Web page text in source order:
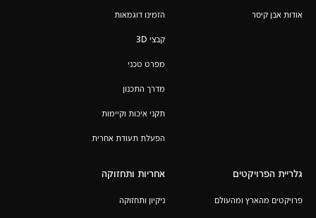
אודות אבן קיסר הזמינו דוגמאות
קבצי 3D
מפרט טכני
מדרך התכנון
תקני איכות וקיימות
הפעלת תעודת אחרית
גלריית הפרויקטים
פרויקטים מהארץ ומהעולם
אחריות ותחזוקה
ניקיון ותחזוקה